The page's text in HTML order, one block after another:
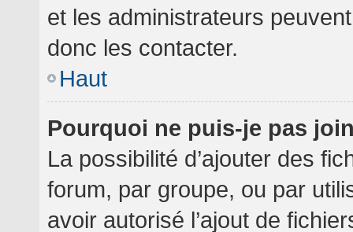
et les administrateurs
donc les contacter.
Haut
Pourquoi ne puis-je pas
La possibilité d’ajouter des
forum, par groupe, ou par
avoir autorisé l’ajout de